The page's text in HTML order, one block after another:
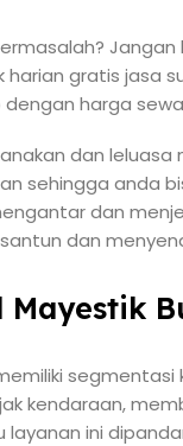
Jangan
gratis jasa
harga
dan
sehingga anda
dan
dan
segmentasi
kendaraan,
ini